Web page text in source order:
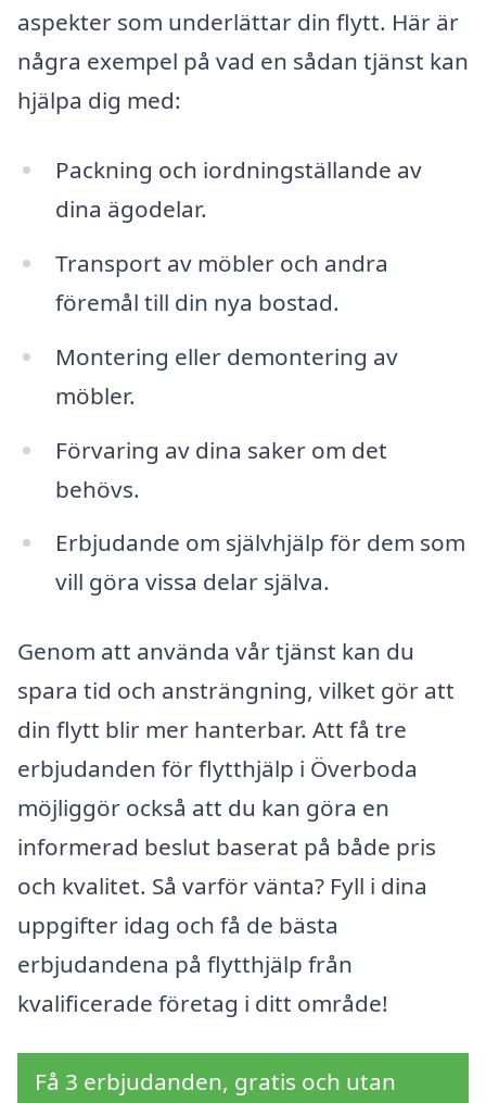
aspekter som underlättar din flytt. Här är
några exempel på vad en sådan tjänst kan
hjälpa dig med:
Packning och iordningställande av
dina ägodelar.
Transport av möbler och andra
föremål till din nya bostad.
Montering eller demontering av
möbler.
Förvaring av dina saker om det
behövs.
Erbjudande om självhjälp för dem som
vill göra vissa delar själva.
Genom att använda vår tjänst kan du
spara tid och ansträngning, vilket gör att
din flytt blir mer hanterbar. Att få tre
erbjudanden för flytthjälp i Överboda
möjliggör också att du kan göra en
informerad beslut baserat på både pris
och kvalitet. Så varför vänta? Fyll i dina
uppgifter idag och få de bästa
erbjudandena på flytthjälp från
kvalificerade företag i ditt område!
Få 3 erbjudanden, gratis och utan